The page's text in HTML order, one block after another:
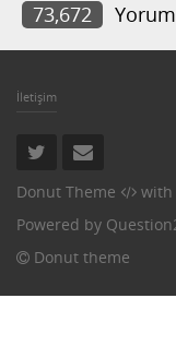
73,672
Yorum
İletişim
Donut Theme with
Powered by
Donut theme